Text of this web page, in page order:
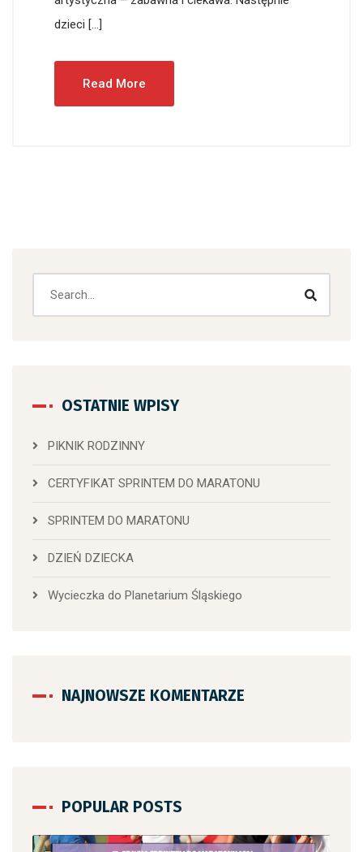
dzieci […]
Read More
OSTATNIE WPISY
PIKNIK RODZINNY
CERTYFIKAT SPRINTEM DO MARATONU
SPRINTEM DO MARATONU
DZIEŃ DZIECKA
Wycieczka do Planetarium Śląskiego
NAJNOWSZE KOMENTARZE
POPULAR POSTS